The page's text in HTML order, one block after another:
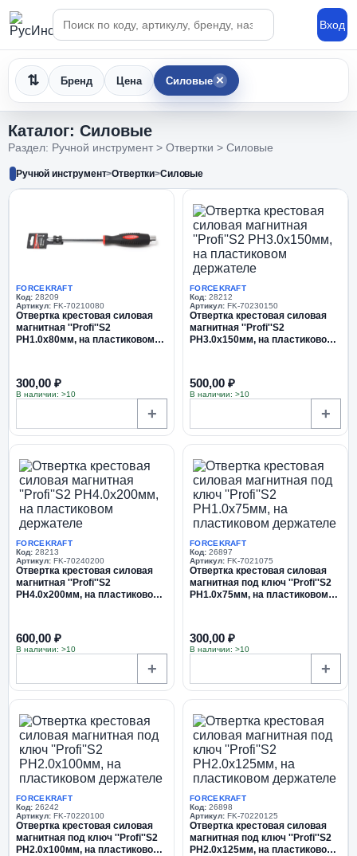
Поиск по каталогу
Вход
Бренд Цена Силовые ×
Каталог: Силовые
Раздел: Ручной инструмент > Отвертки > Силовые
Ручной инструмент>Отвертки>Силовые
FORCEKRAFT
Код: 28209
Артикул: FK-70210080
Отвертка крестовая силовая
магнитная ''Profi''S2
PH1.0х80мм, на пластиковом
300,00 ₽
В наличии: >10
+
FORCEKRAFT
Код: 28212
Артикул: FK-70230150
Отвертка крестовая силовая
магнитная ''Profi''S2
PH3.0х150мм, на пластиковом
500,00 ₽
В наличии: >10
+
FORCEKRAFT
Код: 28213
Артикул: FK-70240200
Отвертка крестовая силовая
магнитная ''Profi''S2
PH4.0х200мм, на пластиковом
600,00 ₽
В наличии: >10
+
FORCEKRAFT
Код: 26897
Артикул: FK-7021075
Отвертка крестовая силовая
магнитная под ключ ''Profi''S2
PH1.0х75мм, на пластиковом
300,00 ₽
В наличии: >10
+
FORCEKRAFT
Код: 26242
Артикул: FK-70220100
Отвертка крестовая силовая
магнитная под ключ ''Profi''S2
PH2.0х100мм, на пластиковом
FORCEKRAFT
Код: 26898
Артикул: FK-70220125
Отвертка крестовая силовая
магнитная под ключ ''Profi''S2
PH2.0х125мм, на пластиковом